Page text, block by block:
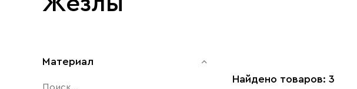
Материал
Найдено товаров: 3